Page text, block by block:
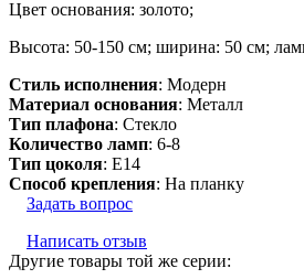
Цвет основания: золото;
Высота: 50-150 см; ширина: 50 см;
Стиль исполнения: Модерн
Материал основания: Металл
Тип плафона: Стекло
Количество ламп: 6-8
Тип цоколя: E14
Способ крепления: На планку
Задать вопрос
Написать отзыв
Другие товары той же серии: